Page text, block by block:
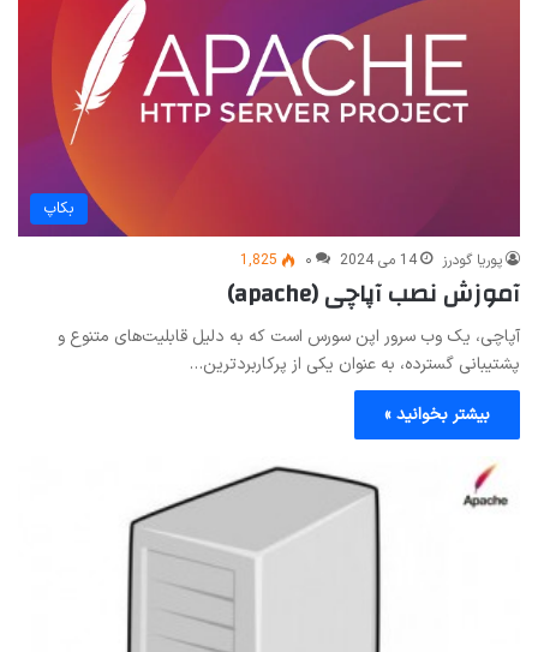
بکاپ
پوریا گودرز 14 می 2024 ۰ 1,825
آموزش نصب آپاچی (apache)
آپاچی، یک وب سرور اپن سورس است که به دلیل قابلیت‌های متنوع و
پشتیبانی گسترده، به عنوان یکی از پرکاربردترین…
بیشتر بخوانید »